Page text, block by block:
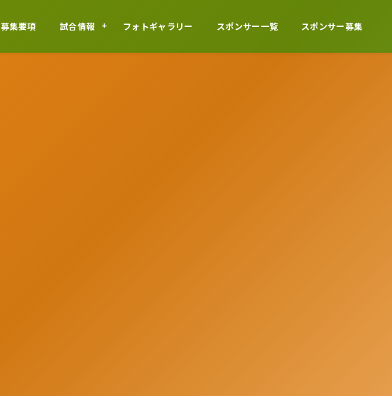
募集要項 試合情報 フォトギャラリー スポンサー一覧 スポンサー募集